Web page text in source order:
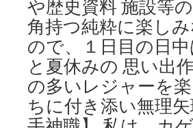
や歴史資料 施設等
角持つ純粋に楽し
ので、１日目の日
と夏休みの 思い出
の多いレジャーを
ちに付き添い無理